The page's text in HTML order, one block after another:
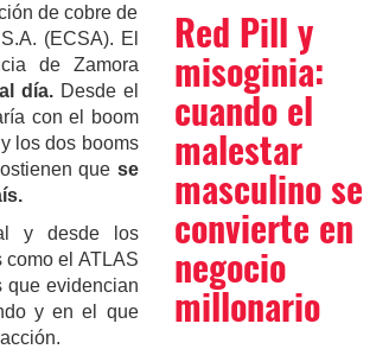
de cobre de
(ECSA). El
de Zamora
día. Desde el
con el boom
los dos booms
que se
y desde los
como el ATLAS
que evidencian
y en el que
Red Pill y
misoginia:
cuando el
malestar
masculino se
convierte en
negocio
millonario